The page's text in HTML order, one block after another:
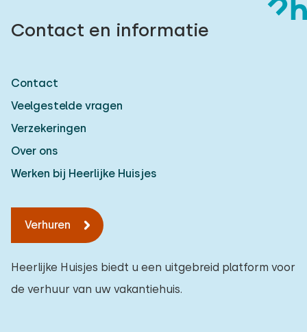
Contact en informatie
Contact
Veelgestelde vragen
Verzekeringen
Over ons
Werken bij Heerlijke Huisjes
Verhuren
Heerlijke Huisjes biedt u een uitgebreid platform voor
de verhuur van uw vakantiehuis.